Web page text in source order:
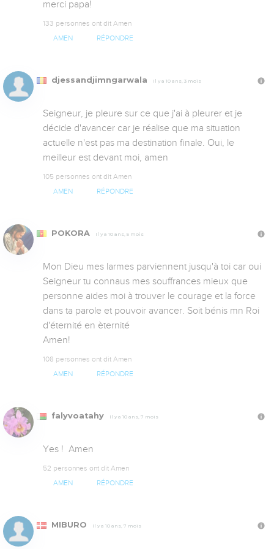
merci papa!
133 personnes ont dit Amen
AMEN RÉPONDRE
djessandjimngarwala Il y a 10 ans, 3 mois
Seigneur, je pleure sur ce que j'ai à pleurer et je
décide d'avancer car je réalise que ma situation
actuelle n'est pas ma destination finale. Oui, le
meilleur est devant moi, amen
105 personnes ont dit Amen
AMEN RÉPONDRE
POKORA Il y a 10 ans, 5 mois
Mon Dieu mes larmes parviennent jusqu'à toi car oui
Seigneur tu connaus mes souffrances mieux que
personne aides moi à trouver le courage et la force
dans ta parole et pouvoir avancer. Soit bénis mn Roi
d'éternité en èternité
Amen!
108 personnes ont dit Amen
AMEN RÉPONDRE
falyvoatahy Il y a 10 ans, 7 mois
Yes !  Amen
52 personnes ont dit Amen
AMEN RÉPONDRE
MIBURO Il y a 10 ans, 7 mois